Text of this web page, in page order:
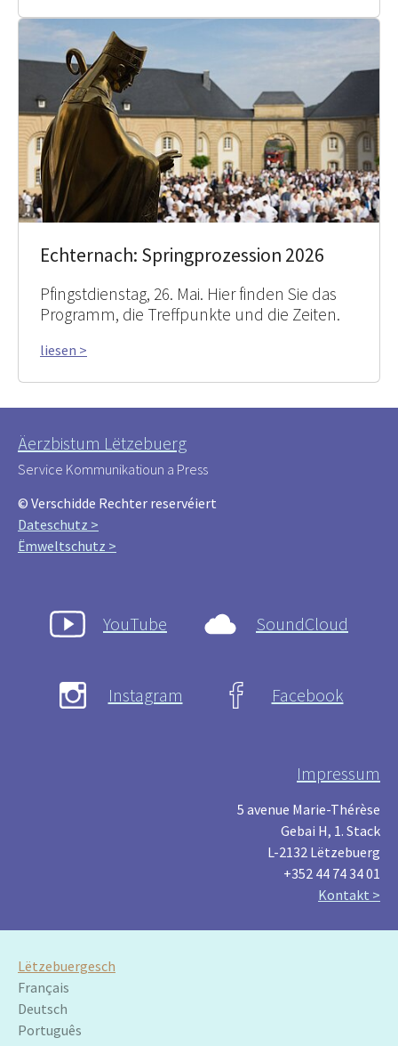
Echternach: Springprozession 2026
Pfingstdienstag, 26. Mai. Hier finden Sie das
Programm, die Treffpunkte und die Zeiten.
liesen >
Äerzbistum Lëtzebuerg
Service Kommunikatioun a Press
© Verschidde Rechter reservéiert
Dateschutz >
Ëmweltschutz >
YouTube SoundCloud
Instagram Facebook
Impressum
5 avenue Marie-Thérèse
Gebai H, 1. Stack
L-2132 Lëtzebuerg
+352 44 74 34 01
Kontakt >
Lëtzebuergesch
Français
Deutsch
Português